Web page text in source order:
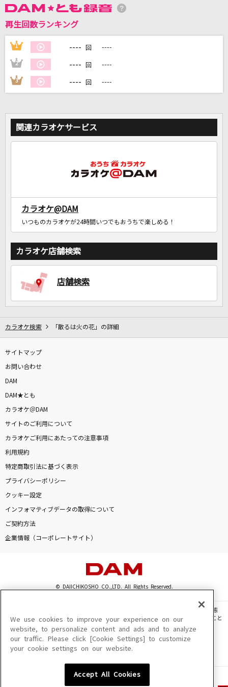
再生回数ランキング
1 ---- 回 ----
2 ---- 回 ----
3 ---- 回 ----
関連カラオケサービス
カラオケ@DAM
いつものカラオケが24時間いつでもおうちで楽しめる！
カラオケ店舗検索
店舗検索
カラオケ検索 「散るは火の花」の詳細
サイトマップ
お問い合わせ
DAM
DAM★とも
カラオケ＠DAM
サイトのご利用について
カラオケご利用にあたっての注意事項
利用規約
特定商取引法に基づく表示
プライバシーポリシー
クッキー設定
インフォマティブデータの取得について
ご契約方法
企業情報（コーポレートサイト）
© DAIICHIKOSHO CO.,LTD. All Rights Reserved.
このサイトに掲載されている一切の文章・画像・写真・動画・音声等を、手段や形態
を問わず、著作権法の定める範囲を超えて無断で複製、転載、ファイル化などすること
を禁じます。
楽曲及びコンテンツは、機種によりご利用いただけない場合があります。
楽曲及びコンテンツの配信日、配信内容が変更になる場合があります。
We use cookies to improve your experience on our
website, to personalize content and ads and to analyze
our traffic. Please click [Cookie Settings] to customize
your cookie settings on our website.
Accept All Cookies